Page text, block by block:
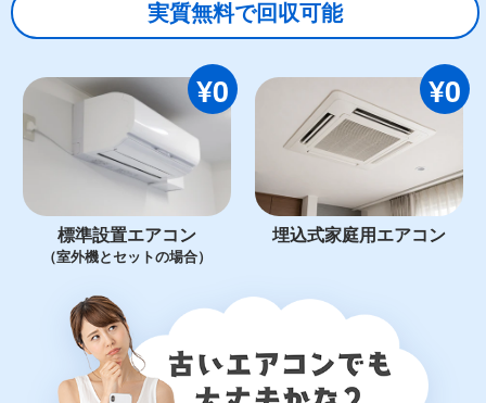
実質無料で回収可能
¥0
標準設置エアコン
（室外機とセットの場合）
¥0
埋込式家庭用エアコン